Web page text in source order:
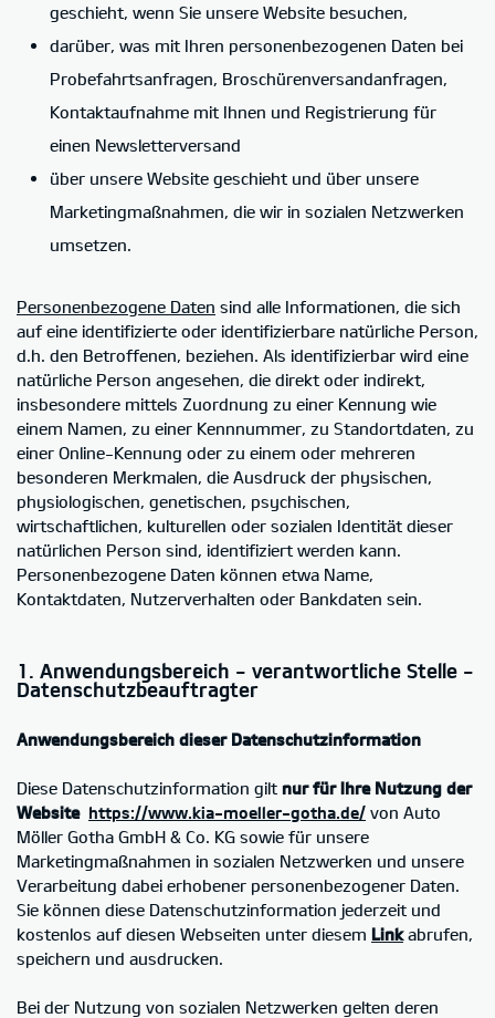
geschieht, wenn Sie unsere Website besuchen,
darüber, was mit Ihren personenbezogenen Daten bei
Probefahrtsanfragen, Broschürenversandanfragen,
Kontaktaufnahme mit Ihnen und Registrierung für
einen Newsletterversand
über unsere Website geschieht und über unsere
Marketingmaßnahmen, die wir in sozialen Netzwerken
umsetzen.
Personenbezogene Daten sind alle Informationen, die sich
auf eine identifizierte oder identifizierbare natürliche Person,
d.h. den Betroffenen, beziehen. Als identifizierbar wird eine
natürliche Person angesehen, die direkt oder indirekt,
insbesondere mittels Zuordnung zu einer Kennung wie
einem Namen, zu einer Kennnummer, zu Standortdaten, zu
einer Online-Kennung oder zu einem oder mehreren
besonderen Merkmalen, die Ausdruck der physischen,
physiologischen, genetischen, psychischen,
wirtschaftlichen, kulturellen oder sozialen Identität dieser
natürlichen Person sind, identifiziert werden kann.
Personenbezogene Daten können etwa Name,
Kontaktdaten, Nutzerverhalten oder Bankdaten sein.
1. Anwendungsbereich - verantwortliche Stelle -
Datenschutzbeauftragter
Anwendungsbereich dieser Datenschutzinformation
Diese Datenschutzinformation gilt nur für Ihre Nutzung der
Website https://www.kia-moeller-gotha.de/ von Auto
Möller Gotha GmbH & Co. KG sowie für unsere
Marketingmaßnahmen in sozialen Netzwerken und unsere
Verarbeitung dabei erhobener personenbezogener Daten.
Sie können diese Datenschutzinformation jederzeit und
kostenlos auf diesen Webseiten unter diesem Linkabrufen,
speichern und ausdrucken.
Bei der Nutzung von sozialen Netzwerken gelten deren